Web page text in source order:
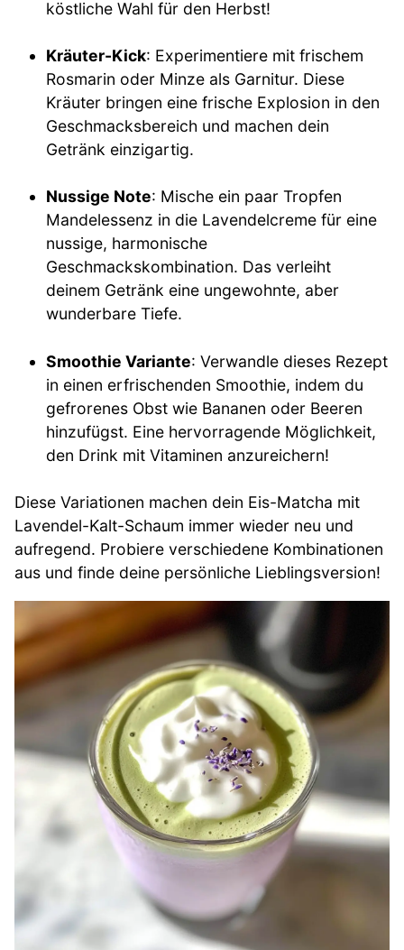
köstliche Wahl für den Herbst!
Kräuter-Kick: Experimentiere mit frischem
Rosmarin oder Minze als Garnitur. Diese
Kräuter bringen eine frische Explosion in den
Geschmacksbereich und machen dein
Getränk einzigartig.
Nussige Note: Mische ein paar Tropfen
Mandelessenz in die Lavendelcreme für eine
nussige, harmonische
Geschmackskombination. Das verleiht
deinem Getränk eine ungewohnte, aber
wunderbare Tiefe.
Smoothie Variante: Verwandle dieses Rezept
in einen erfrischenden Smoothie, indem du
gefrorenes Obst wie Bananen oder Beeren
hinzufügst. Eine hervorragende Möglichkeit,
den Drink mit Vitaminen anzureichern!
Diese Variationen machen dein Eis-Matcha mit
Lavendel-Kalt-Schaum immer wieder neu und
aufregend. Probiere verschiedene Kombinationen
aus und finde deine persönliche Lieblingsversion!